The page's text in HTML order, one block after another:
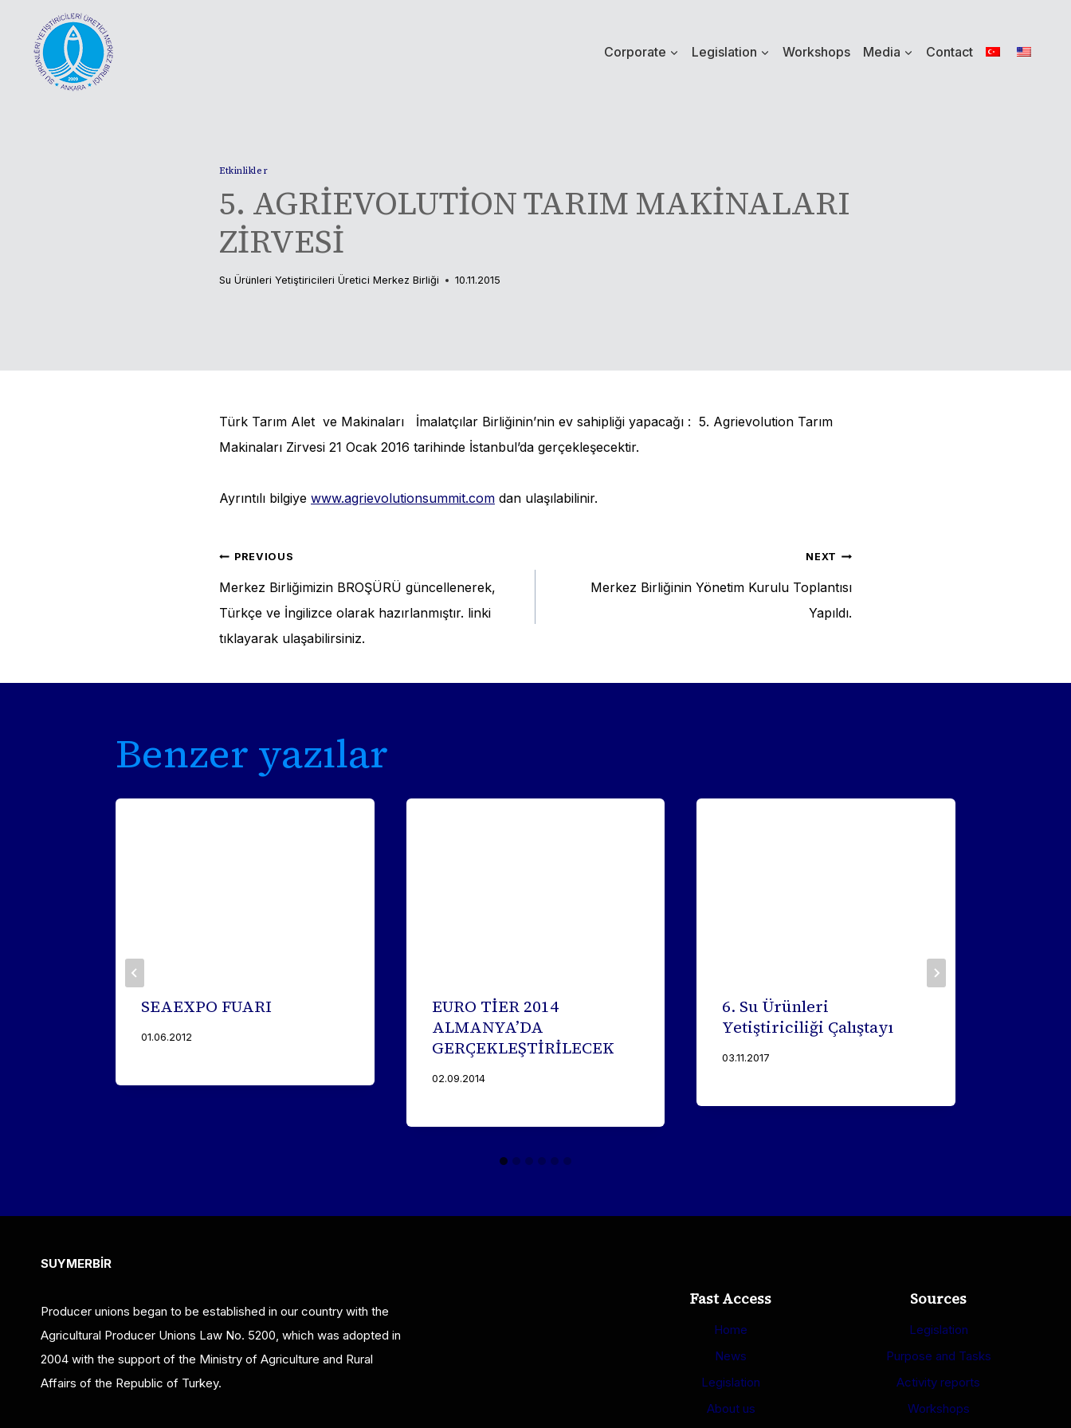
content
Corporate Legislation Workshops Media Contact
Etkinlikler
5. AGRİEVOLUTİON TARIM MAKİNALARI
ZİRVESİ
Su Ürünleri Yetiştiricileri Üretici Merkez Birliği 10.11.2015
Türk Tarım Alet ve Makinaları İmalatçılar Birliğinin’nin ev sahipliği yapacağı : 5. Agrievolution Tarım
Makinaları Zirvesi 21 Ocak 2016 tarihinde İstanbul’da gerçekleşecektir.
Ayrıntılı bilgiye www.agrievolutionsummit.com dan ulaşılabilinir.
Post
navigation
PREVIOUS
Merkez Birliğimizin BROŞÜRÜ güncellenerek,
Türkçe ve İngilizce olarak hazırlanmıştır. linki
tıklayarak ulaşabilirsiniz.
NEXT
Merkez Birliğinin Yönetim Kurulu Toplantısı
Yapıldı.
Benzer yazılar
SEAEXPO FUARI
01.06.2012
EURO TİER 2014
ALMANYA’DA
GERÇEKLEŞTİRİLECEK
02.09.2014
6. Su Ürünleri
Yetiştiriciliği Çalıştayı
03.11.2017
SUYMERBİR
Producer unions began to be established in our country with the
Agricultural Producer Unions Law No. 5200, which was adopted in
2004 with the support of the Ministry of Agriculture and Rural
Affairs of the Republic of Turkey.
Fast Access
Home
News
Legislation
About us
Sources
Legislation
Purpose and Tasks
Activity reports
Workshops